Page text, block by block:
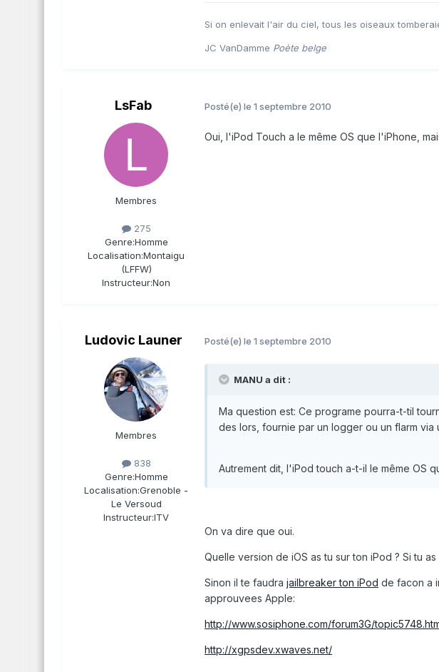
Si on enlevait l'air du ciel, tous les oiseaux
JC VanDamme Poète belge
LsFab
Membres
275
Genre:Homme
Localisation:Montaigu
(LFFW)
Instructeur:Non
Posté(e) le 1 septembre 2010
Oui, l'iPod Touch a le même OS que l'iPhone,
Ludovic Launer
Membres
838
Genre:Homme
Localisation:Grenoble -
Le Versoud
Instructeur:ITV
Posté(e) le 1 septembre 2010
MANU a dit :
Ma question est: Ce programe pourra-t-til
des lors, fournie par un logger ou un flarm via
Autrement dit, l'iPod touch a-t-il le même OS
On va dire que oui.
Quelle version de iOS as tu sur ton iPod ? Si tu
Sinon il te faudra jailbreaker ton iPod de facon a
approuvees Apple:
http://www.sosiphone.com/forum3G/
http://xgpsdev.xwaves.net/